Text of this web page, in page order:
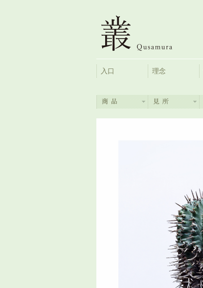
入口 理念